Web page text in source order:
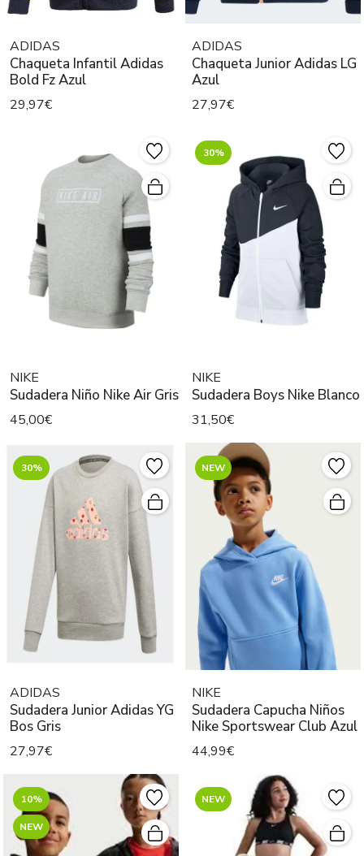
ADIDAS
Chaqueta Infantil Adidas
Bold Fz Azul
29,97€
ADIDAS
Chaqueta Junior Adidas LG
Azul
27,97€
NIKE
Sudadera Niño Nike Air Gris
45,00€
30%
NIKE
Sudadera Boys Nike Blanco
31,50€
30%
ADIDAS
Sudadera Junior Adidas YG
Bos Gris
27,97€
NEW
NIKE
Sudadera Capucha Niños
Nike Sportswear Club Azul
44,99€
10%
NEW
NEW